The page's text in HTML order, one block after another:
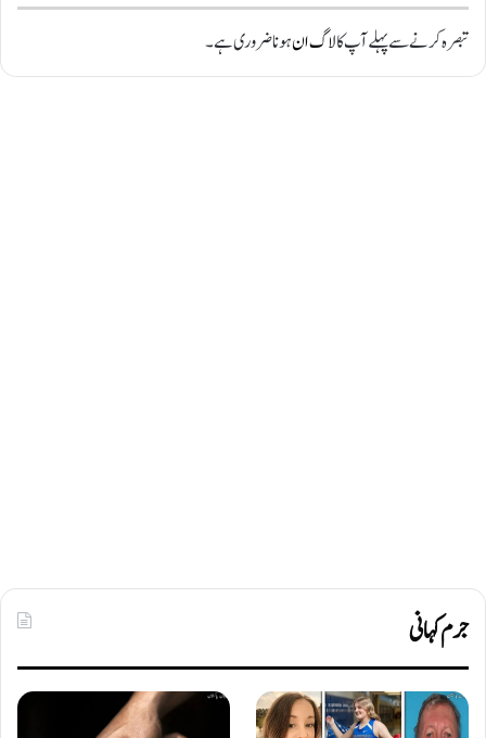
تبصرہ کرنے سے پہلے آپ کالاگ انہونا ضروری ہے۔
جرم کہانی